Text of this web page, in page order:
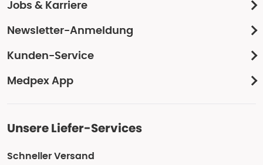
Jobs & Karriere
Newsletter-Anmeldung
Kunden-Service
Medpex App
Unsere Liefer-Services
Schneller Versand